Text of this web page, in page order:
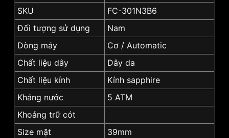
SKU
FC-301N3B6
Đối tượng sử dụng
Nam
Dòng máy
Cơ / Automatic
Chất liệu dây
Dây da
Chất liệu kính
Kính sapphire
Kháng nước
5 ATM
Khoảng trữ cót
Size mặt
39mm